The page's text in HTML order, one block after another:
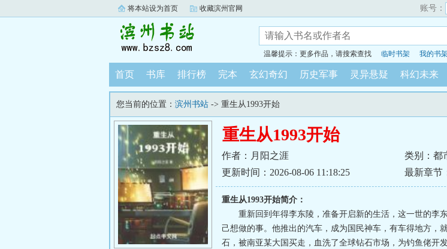
将本站设为首页 收藏滨州官网 账号：
温馨提示：更多作品，请搜索查找 临时书架 我的书
首页 书库 排行榜 完本 玄幻奇幻 历史军事 灵异悬疑 科幻未来
您当前的位置： 滨州书站 -> 重生从1993开始
重生从1993开始
作者：月阳之涯 类别：都
更新时间：2026-08-06 11:18:25
最新章节
鸡蛋诱惑
重生从1993开始简介：
重新回到年得李东陵，准备开启新的生活，这一世的李
己想做的事。他推出的汽车，成为国民神车，有车得地方，
石，被南亚某大国买走，血洗了全球钻石市场，为钓鱼佬开